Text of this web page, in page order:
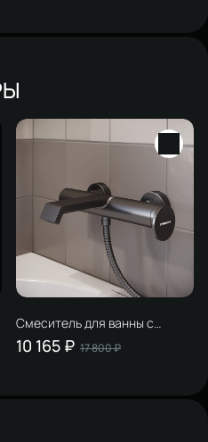
Смеситель для ванны с
душем STWORKI Лерум
S04100GB вороненая сталь,
10 165 ₽ 17 800 ₽